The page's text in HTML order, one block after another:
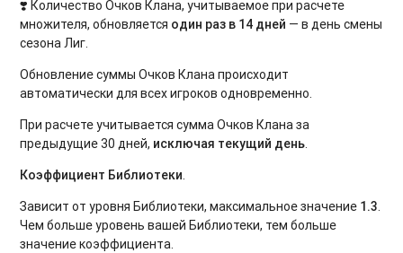
❣️ Количество Очков Клана, учитываемое при расчете
множителя, обновляется один раз в 14 дней — в день смены
сезона Лиг.
Обновление суммы Очков Клана происходит
автоматически для всех игроков одновременно.
При расчете учитывается сумма Очков Клана за
предыдущие 30 дней, исключая текущий день.
Коэффициент Библиотеки.
Зависит от уровня Библиотеки, максимальное значение 1.3.
Чем больше уровень вашей Библиотеки, тем больше
значение коэффициента.